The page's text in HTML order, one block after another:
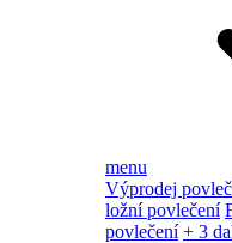
menu
Výprodej
ložní povlečení
povlečení + 3